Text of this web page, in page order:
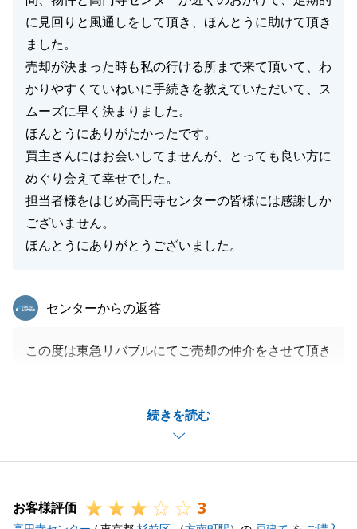
に見回りと風通しをして頂き、ほんとうに助けて頂き
ました。
売却が決まった時も私の行ける所まで来て頂いて、わ
かりやすくていねいに手続きを教えていただいて、ス
ムーズに早く決まりました。
ほんとうにありがたかったです。
買主さんにはお会いしてませんが、とっても良い方に
めぐり会えて幸せでした。
担当者様をはじめ高円寺センターの皆様には感謝しか
ございません。
ほんとうにありがとうございました。
続きを読む
東急リバブル
センターからの返答
この度は東急リバブルにてご売却の仲介をさせて頂き
ま、買主様に引き継げたこと、私も嬉しく思っており
_当社は遠方のお客様であっても、ご事情に合わせて
_また機会がございましたら、是非ご用命くださいま
お客様評価 3